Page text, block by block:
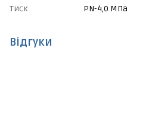
Тиск
PN-4,0 МПа
Відгуки